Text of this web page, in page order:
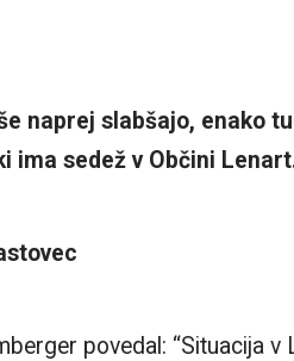
naprej slabšajo, enako
ima sedež v Občini
povedal: “Situacija v